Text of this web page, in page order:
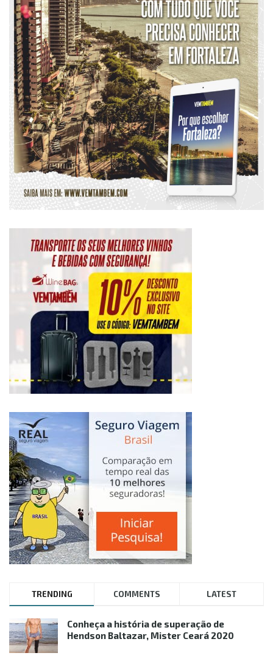
TRENDING COMMENTS LATEST
Conheça a história de superação de
Hendson Baltazar, Mister Ceará 2020